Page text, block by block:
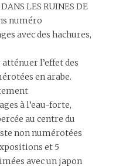
LES RUINES DE
numéro
avec des hachures,
l’effet des
en arabe.
à l’eau-forte,
au centre du
non numérotées
et 5
avec un japon